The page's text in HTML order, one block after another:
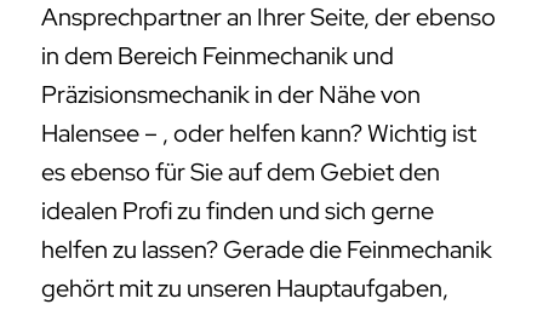
Ansprechpartner an Ihrer Seite, der ebenso
in dem Bereich Feinmechanik und
Präzisionsmechanik in der Nähe von
Halensee – , oder helfen kann? Wichtig ist
es ebenso für Sie auf dem Gebiet den
idealen Profi zu finden und sich gerne
helfen zu lassen? Gerade die Feinmechanik
gehört mit zu unseren Hauptaufgaben,